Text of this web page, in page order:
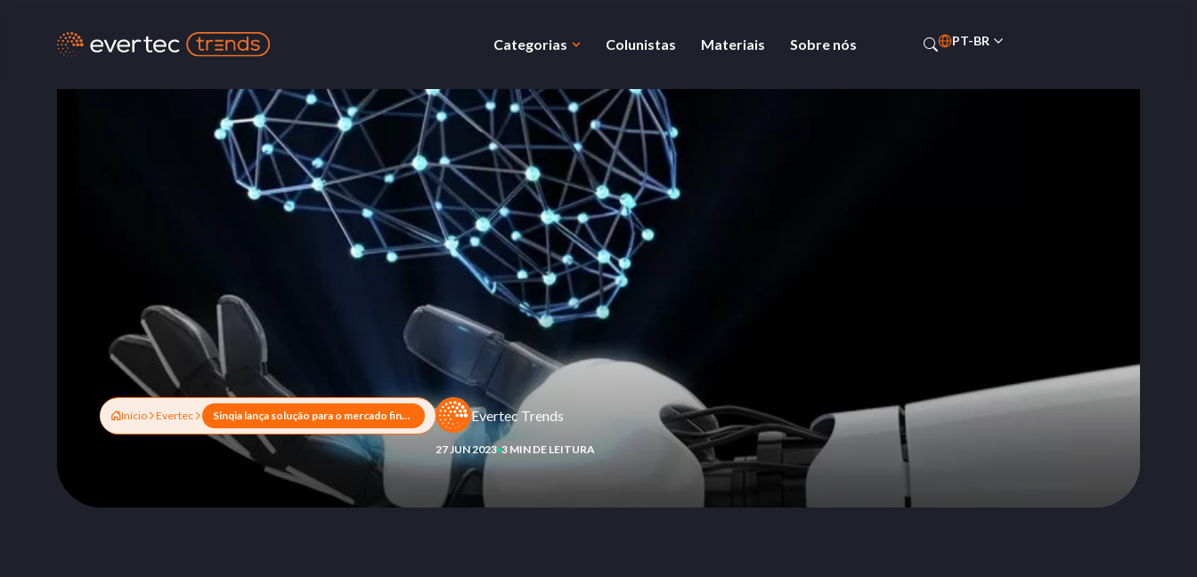
Categorias Colunistas Materiais Sobre nós PT-BR
Início Evertec Sinqia lança solução para o mercado financeiro com base em IA Generativa na Febraban Tech 2023 Evertec Trends
27 JUN 2023 3 MIN DE LEITURA